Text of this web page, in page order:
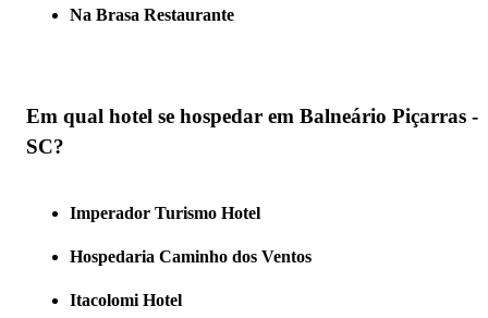
Na Brasa Restaurante
Em qual hotel se hospedar em Balneário Piçarras -
SC?
Imperador Turismo Hotel
Hospedaria Caminho dos Ventos
Itacolomi Hotel